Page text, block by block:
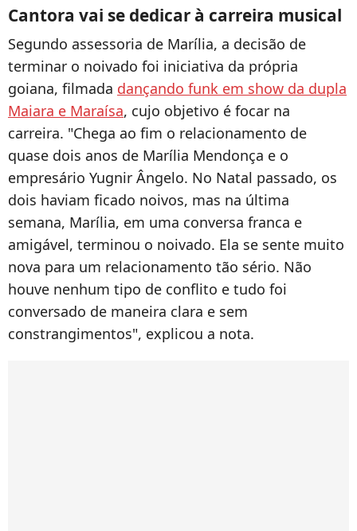
Cantora vai se dedicar à carreira musical
Segundo assessoria de Marília, a decisão de
terminar o noivado foi iniciativa da própria
goiana, filmada dançando funk em show da dupla
Maiara e Maraísa, cujo objetivo é focar na
carreira. "Chega ao fim o relacionamento de
quase dois anos de Marília Mendonça e o
empresário Yugnir Ângelo. No Natal passado, os
dois haviam ficado noivos, mas na última
semana, Marília, em uma conversa franca e
amigável, terminou o noivado. Ela se sente muito
nova para um relacionamento tão sério. Não
houve nenhum tipo de conflito e tudo foi
conversado de maneira clara e sem
constrangimentos", explicou a nota.